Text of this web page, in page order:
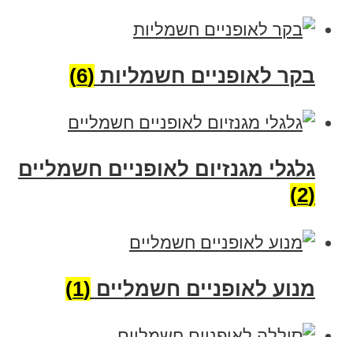
בקר לאופניים חשמליות (6)
גלגלי מגנזיום לאופניים חשמליים
(2)
מנוע לאופניים חשמליים (1)